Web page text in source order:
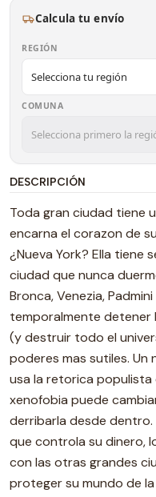
Calcula tu envío
REGIÓN
COMUNA
DESCRIPCIÓN
Toda gran ciudad tiene
encarna el corazon de
¿Nueva York? Ella tiene
ciudad que nunca
Bronca, Venezia,
temporalmente detener
(y destruir todo el
poderes mas sutiles.
usa la retorica
xenofobia puede
derribarla desde dentro.
que controla su dinero,
con las otras grandes
proteger su mundo de